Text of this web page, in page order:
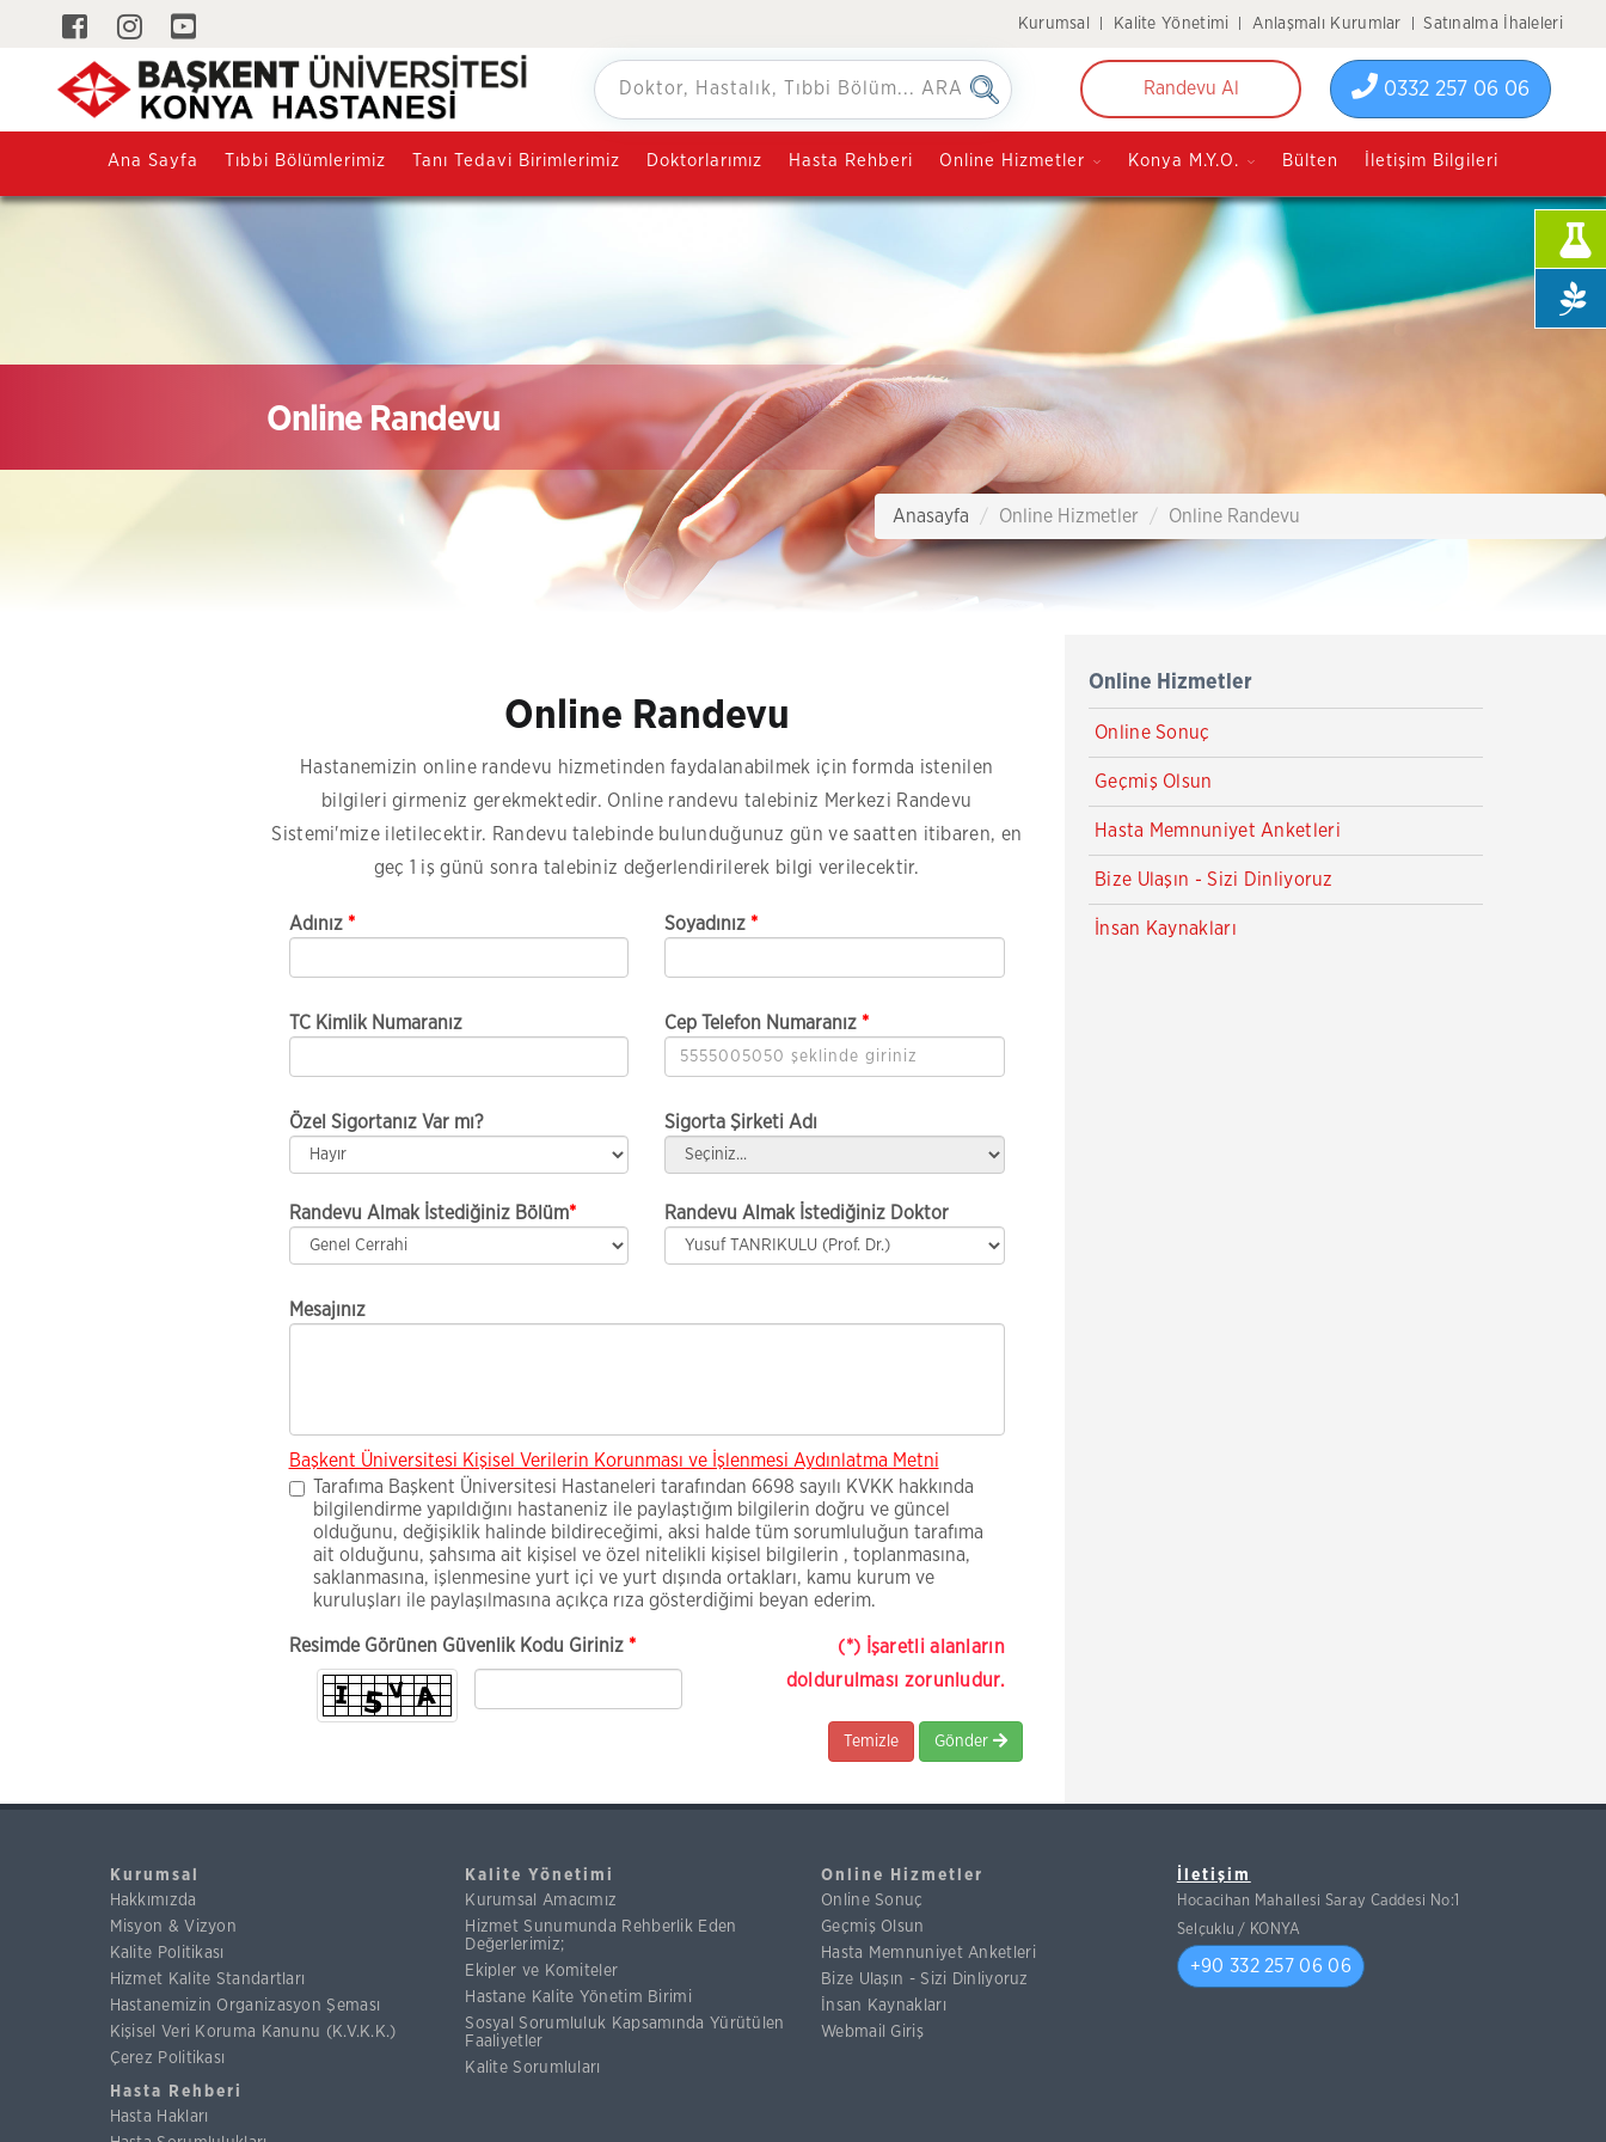
Kurumsal Kalite Yönetimi Anlaşmalı Kurumlar Satınalma İhaleleri
Randevu Al 0332 257 06 06
Ana Sayfa Tıbbi Bölümlerimiz Tanı Tedavi Birimlerimiz Doktorlarımız Hasta Rehberi Online Hizmetler Konya M.Y.O. Bülten İletişim Bilgileri
Online Randevu
Anasayfa Online Hizmetler Online Randevu
Online Randevu
Hastanemizin online randevu hizmetinden faydalanabilmek için formda istenilen
bilgileri girmeniz gerekmektedir. Online randevu talebiniz Merkezi Randevu
Sistemi'mize iletilecektir. Randevu talebinde bulunduğunuz gün ve saatten itibaren, en
geç 1 iş günü sonra talebiniz değerlendirilerek bilgi verilecektir.
Adınız * Soyadınız *
TC Kimlik Numaranız Cep Telefon Numaranız *
Özel Sigortanız Var mı? Sigorta Şirketi Adı
Randevu Almak İstediğiniz Bölüm* Randevu Almak İstediğiniz Doktor
Mesajınız
Başkent Üniversitesi Kişisel Verilerin Korunması ve İşlenmesi Aydınlatma Metni
Tarafıma Başkent Üniversitesi Hastaneleri tarafından 6698 sayılı KVKK hakkında
bilgilendirme yapıldığını hastaneniz ile paylaştığım bilgilerin doğru ve güncel
olduğunu, değişiklik halinde bildireceğimi, aksi halde tüm sorumluluğun tarafıma
ait olduğunu, şahsıma ait kişisel ve özel nitelikli kişisel bilgilerin , toplanmasına,
saklanmasına, işlenmesine yurt içi ve yurt dışında ortakları, kamu kurum ve
kuruluşları ile paylaşılmasına açıkça rıza gösterdiğimi beyan ederim.
Resimde Görünen Güvenlik Kodu Giriniz *
(*) İşaretli alanların
doldurulması zorunludur.
Temizle Gönder
Online Hizmetler
Online Sonuç
Geçmiş Olsun
Hasta Memnuniyet Anketleri
Bize Ulaşın - Sizi Dinliyoruz
İnsan Kaynakları
Kurumsal
Hakkımızda
Misyon & Vizyon
Kalite Politikası
Hizmet Kalite Standartları
Hastanemizin Organizasyon Şeması
Kişisel Veri Koruma Kanunu (K.V.K.K.)
Çerez Politikası
Hasta Rehberi
Hasta Hakları
Kalite Yönetimi
Kurumsal Amacımız
Hizmet Sunumunda Rehberlik Eden
Değerlerimiz;
Ekipler ve Komiteler
Hastane Kalite Yönetim Birimi
Sosyal Sorumluluk Kapsamında Yürütülen
Faaliyetler
Kalite Sorumluları
Online Hizmetler
Online Sonuç
Geçmiş Olsun
Hasta Memnuniyet Anketleri
Bize Ulaşın - Sizi Dinliyoruz
İnsan Kaynakları
Webmail Giriş
İletişim
Hocacihan Mahallesi Saray Caddesi No:1
Selçuklu / KONYA
+90 332 257 06 06